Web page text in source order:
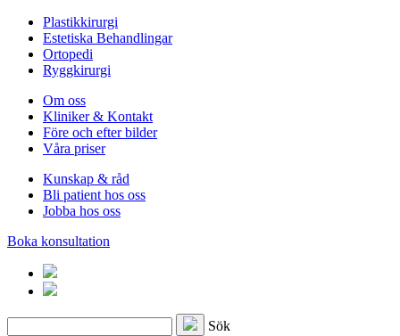
Plastikkirurgi
Estetiska Behandlingar
Ortopedi
Ryggkirurgi
Om oss
Kliniker & Kontakt
Före och efter bilder
Våra priser
Kunskap & råd
Bli patient hos oss
Jobba hos oss
Boka konsultation
Sök